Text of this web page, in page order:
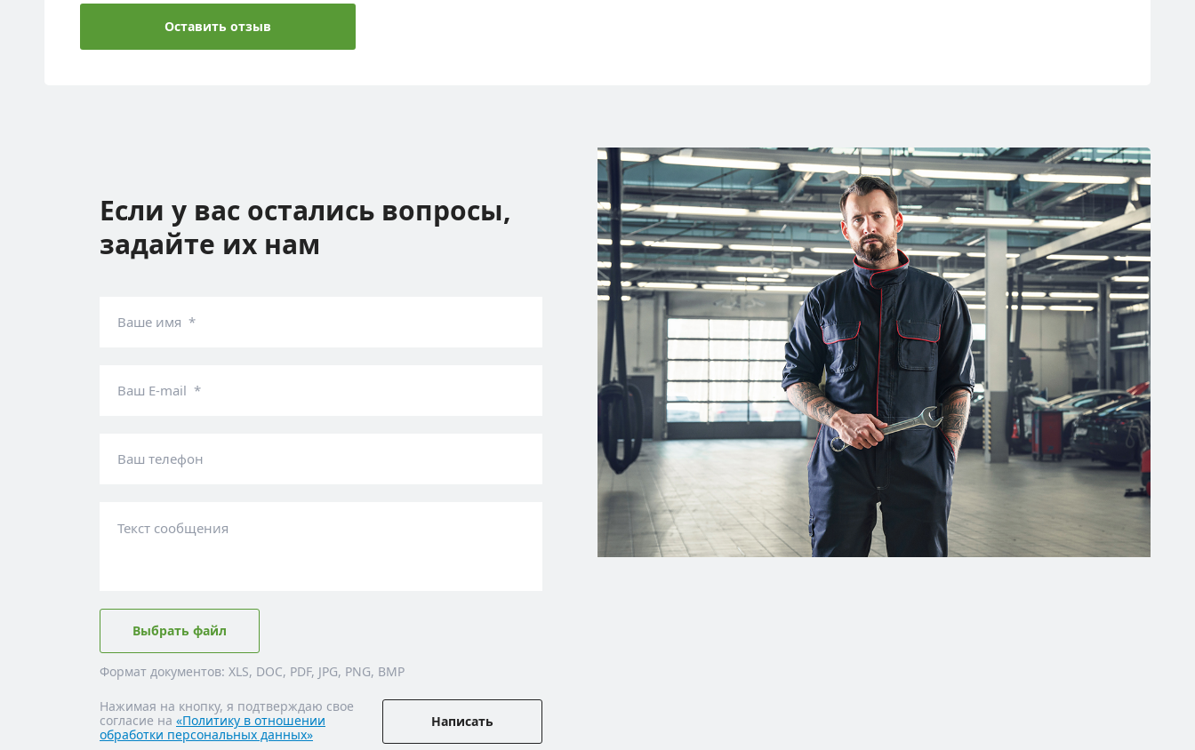
Оставить отзыв
Если у вас остались вопросы,
задайте их нам
Ваше имя *
Ваш E-mail *
Ваш телефон
Текст сообщения
Выбрать файл
Формат документов: XLS, DOC, PDF, JPG, PNG, BMP
Нажимая на кнопку, я подтверждаю свое
согласие на «Политику в отношении
обработки персональных данных»
Написать